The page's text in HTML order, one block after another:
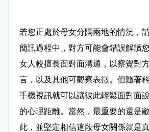
若您正處於母女分隔兩地的情況，
簡訊過程中，對方可能會錯誤解讀
女人較擅長面對面溝通，以察覺對
言，以及其他可觀察表徵。但隨著
手機視訊就可以讓彼此輕鬆面對面
的心理距離。當然，最重要的還是
此，並堅定相信這段母女關係就是真